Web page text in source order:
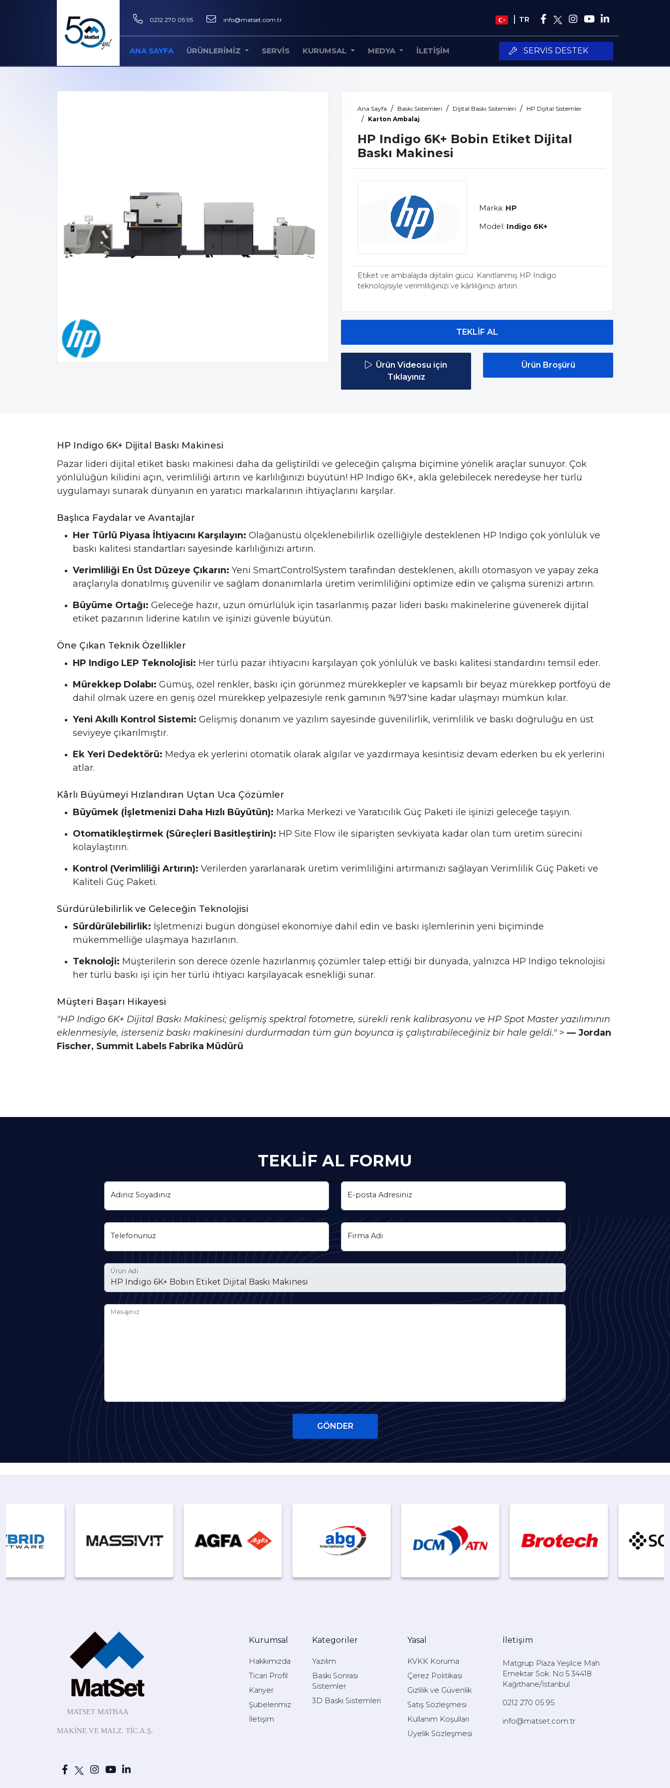
0212 270 05 95 info@matset.com.tr TR
ANA SAYFA ÜRÜNLERIMIZ SERVIS KURUMSAL MEDYA İLETIŞIM SERVIS DESTEK
Ana Sayfa Baskı Sistemleri Dijital Baskı Sistemleri
HP Dijital Sistemler
Karton Ambalaj
HP Indigo 6K+ Bobin Etiket Dijital
Baskı Makinesi
Marka: HP
Model: Indigo 6K+
Etiket ve ambalajda dijitalin gücü: Kanıtlanmış HP Indigo
teknolojisiyle verimliliğinizi ve kârlılığınızı artırın.
TEKLIF AL
Ürün Videosu için
Tıklayınız
Ürün Broşürü
HP Indigo 6K+ Dijital Baskı Makinesi
Pazar lideri dijital etiket baskı makinesi daha da geliştirildi ve geleceğin çalışma biçimine yönelik araçlar sunuyor. Çok
yönlülüğün kilidini açın, verimliliği artırın ve karlılığınızı büyütün! HP Indigo 6K+, akla gelebilecek neredeyse her türlü
uygulamayı sunarak dünyanın en yaratıcı markalarının ihtiyaçlarını karşılar.
Başlıca Faydalar ve Avantajlar
Her Türlü Piyasa İhtiyacını Karşılayın: Olağanüstü ölçeklenebilirlik özelliğiyle desteklenen HP Indigo çok yönlülük ve
baskı kalitesi standartları sayesinde karlılığınızı artırın.
Verimliliği En Üst Düzeye Çıkarın: Yeni SmartControlSystem tarafından desteklenen, akıllı otomasyon ve yapay zeka
araçlarıyla donatılmış güvenilir ve sağlam donanımlarla üretim verimliliğini optimize edin ve çalışma sürenizi artırın.
Büyüme Ortağı: Geleceğe hazır, uzun ömürlülük için tasarlanmış pazar lideri baskı makinelerine güvenerek dijital
etiket pazarının liderine katılın ve işinizi güvenle büyütün.
Öne Çıkan Teknik Özellikler
HP Indigo LEP Teknolojisi: Her türlü pazar ihtiyacını karşılayan çok yönlülük ve baskı kalitesi standardını temsil eder.
Mürekkep Dolabı: Gümüş, özel renkler, baskı için görünmez mürekkepler ve kapsamlı bir beyaz mürekkep portföyü de
dahil olmak üzere en geniş özel mürekkep yelpazesiyle renk gamının %97'sine kadar ulaşmayı mümkün kılar.
Yeni Akıllı Kontrol Sistemi: Gelişmiş donanım ve yazılım sayesinde güvenilirlik, verimlilik ve baskı doğruluğu en üst
seviyeye çıkarılmıştır.
Ek Yeri Dedektörü: Medya ek yerlerini otomatik olarak algılar ve yazdırmaya kesintisiz devam ederken bu ek yerlerini
atlar.
Kârlı Büyümeyi Hızlandıran Uçtan Uca Çözümler
Büyümek (İşletmenizi Daha Hızlı Büyütün): Marka Merkezi ve Yaratıcılık Güç Paketi ile işinizi geleceğe taşıyın.
Otomatikleştirmek (Süreçleri Basitleştirin): HP Site Flow ile siparişten sevkiyata kadar olan tüm üretim sürecini
kolaylaştırın.
Kontrol (Verimliliği Artırın): Verilerden yararlanarak üretim verimliliğini artırmanızı sağlayan Verimlilik Güç Paketi ve
Kaliteli Güç Paketi.
Sürdürülebilirlik ve Geleceğin Teknolojisi
Sürdürülebilirlik: İşletmenizi bugün döngüsel ekonomiye dahil edin ve baskı işlemlerinin yeni biçiminde
mükemmelliğe ulaşmaya hazırlanın.
Teknoloji: Müşterilerin son derece özenle hazırlanmış çözümler talep ettiği bir dünyada, yalnızca HP Indigo teknolojisi
her türlü baskı işi için her türlü ihtiyacı karşılayacak esnekliği sunar.
Müşteri Başarı Hikayesi
"HP Indigo 6K+ Dijital Baskı Makinesi; gelişmiş spektral fotometre, sürekli renk kalibrasyonu ve HP Spot Master yazılımının
eklenmesiyle, isterseniz baskı makinesini durdurmadan tüm gün boyunca iş çalıştırabileceğiniz bir hale geldi." > — Jordan
Fischer, Summit Labels Fabrika Müdürü
TEKLİF AL FORMU
Adınız Soyadınız E-posta Adresiniz
Telefonunuz Firma Adı
Ürün Adı
Mesajınız
GÖNDER
MATSET MATBAA
MAKİNE VE MALZ. TİC.A.Ş.
Kurumsal
Hakkımızda
Ticari Profil
Kariyer
Şubelerimiz
İletişim
Kategoriler
Yazılım
Baskı Sonrası
Sistemler
3D Baskı Sistemleri
Yasal
KVKK Koruma
Çerez Politikası
Gizlilik ve Güvenlik
Satış Sözleşmesi
Kullanım Koşulları
Üyelik Sözleşmesi
İletişim
Matgrup Plaza Yeşilce Mah.
Emektar Sok. No:5 34418
Kağıthane/İstanbul
0212 270 05 95
info@matset.com.tr